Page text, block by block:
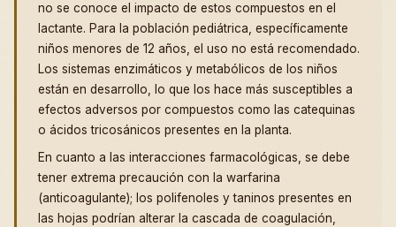
no se conoce el impacto de estos compuestos en el
lactante. Para la población pediátrica, específicamente
niños menores de 12 años, el uso no está recomendado.
Los sistemas enzimáticos y metabólicos de los niños
están en desarrollo, lo que los hace más susceptibles a
efectos adversos por compuestos como las catequinas
o ácidos tricosánicos presentes en la planta.
En cuanto a las interacciones farmacológicas, se debe
tener extrema precaución con la warfarina
(anticoagulante); los polifenoles y taninos presentes en
las hojas podrían alterar la cascada de coagulación,